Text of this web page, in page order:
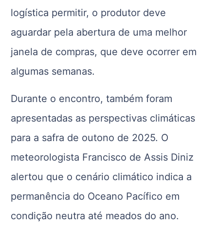
logística permitir, o produtor deve
aguardar pela abertura de uma melhor
janela de compras, que deve ocorrer em
algumas semanas.
Durante o encontro, também foram
apresentadas as perspectivas climáticas
para a safra de outono de 2025. O
meteorologista Francisco de Assis Diniz
alertou que o cenário climático indica a
permanência do Oceano Pacífico em
condição neutra até meados do ano.